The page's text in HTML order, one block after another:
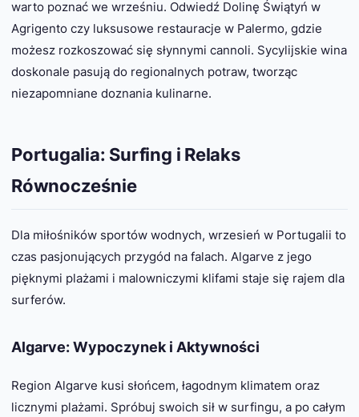
warto poznać we wrześniu. Odwiedź Dolinę Świątyń w
Agrigento czy luksusowe restauracje w Palermo, gdzie
możesz rozkoszować się słynnymi cannoli. Sycylijskie wina
doskonale pasują do regionalnych potraw, tworząc
niezapomniane doznania kulinarne.
Portugalia: Surfing i Relaks
Równocześnie
Dla miłośników sportów wodnych, wrzesień w Portugalii to
czas pasjonujących przygód na falach. Algarve z jego
pięknymi plażami i malowniczymi klifami staje się rajem dla
surferów.
Algarve: Wypoczynek i Aktywności
Region Algarve kusi słońcem, łagodnym klimatem oraz
licznymi plażami. Spróbuj swoich sił w surfingu, a po całym